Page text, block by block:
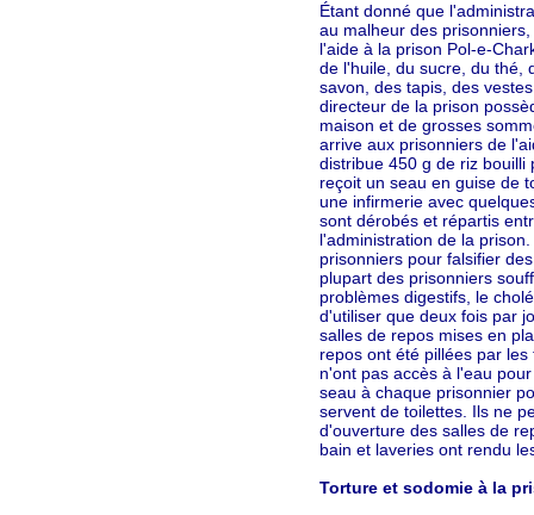
Étant donné que
au malheur des
l'aide à la prison Pol-e-
de l'huile, du sucre, du thé,
savon, des tapis, des
directeur de la prison
maison et de grosses
arrive aux prisonniers de
distribue 450 g de riz
reçoit un seau en guise de
une infirmerie avec
sont dérobés et répartis
l'administration de la
prisonniers pour falsifier
plupart des prisonniers
problèmes digestifs, le
d'utiliser que deux fois par
salles de repos mises en
repos ont été pillées par
n'ont pas accès à l'eau
seau à chaque prisonnier
servent de toilettes. Ils ne
d'ouverture des salles de
bain et laveries ont rendu
Torture et sodomie à la